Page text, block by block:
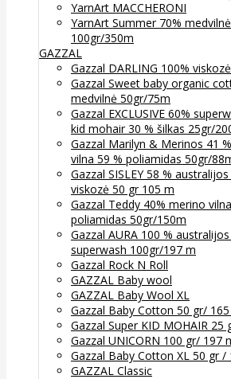
YarnArt MACCHERONI
YarnArt Summer 70%
100gr/350m
GAZZAL
Gazzal DARLING 100%
Gazzal Sweet baby organic
medvilnė 50gr/75m
Gazzal EXCLUSIVE 60%
kid mohair 30 % šilkas 25gr/
Gazzal Marilyn & Merinos 41
vilna 59 % poliamidas 50gr/
Gazzal SISLEY 58 %
viskozė 50 gr 105 m
Gazzal Teddy 40% merino
poliamidas 50gr/150m
Gazzal AURA 100 %
superwash 100gr/197 m
Gazzal Rock N Roll
GAZZAL Baby wool
GAZZAL Baby Wool XL
Gazzal Baby Cotton 50 gr/
Gazzal Super KID MOHAIR 25
Gazzal UNICORN 100 gr/ 197
Gazzal Baby Cotton XL 50 gr /
GAZZAL Classic